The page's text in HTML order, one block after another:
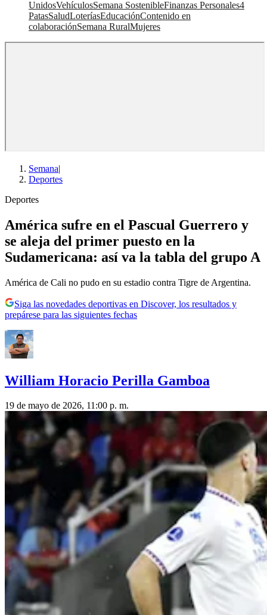
UnidosVehículosSemana SostenibleFinanzas Personales4
PatasSaludLoteríasEducaciónContenido en
colaboraciónSemana RuralMujeres
Semana|
Deportes
Deportes
América sufre en el Pascual Guerrero y
se aleja del primer puesto en la
Sudamericana: así va la tabla del grupo A
América de Cali no pudo en su estadio contra Tigre de Argentina.
Siga las novedades deportivas en Discover, los resultados y
prepárese para las siguientes fechas
William Horacio Perilla Gamboa
19 de mayo de 2026, 11:00 p. m.